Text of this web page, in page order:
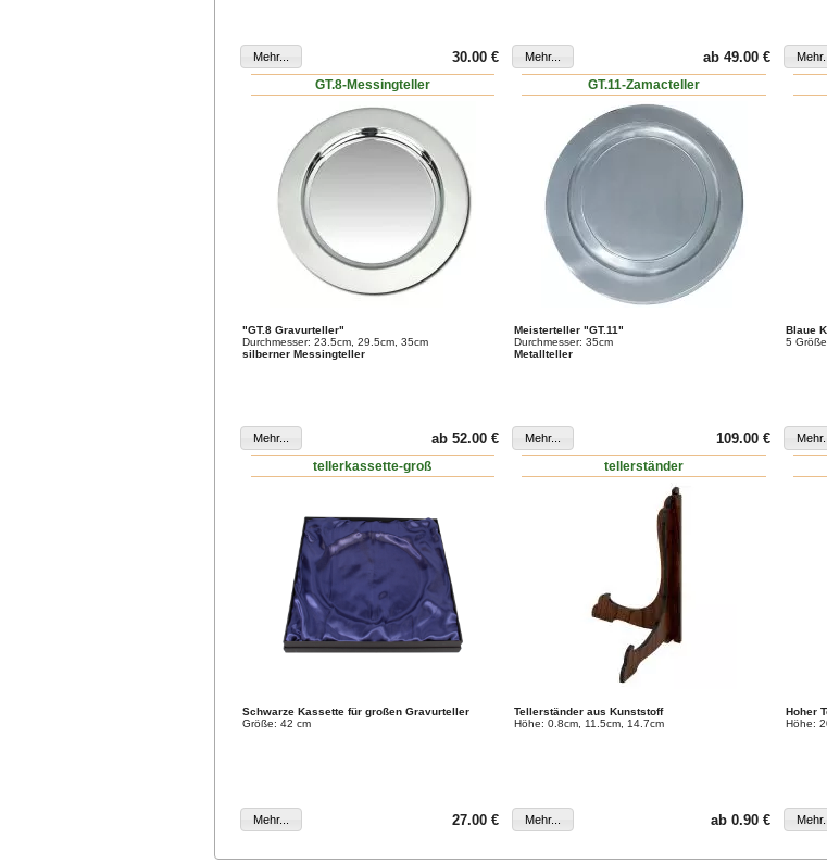
30.00 € ab 49.00 €
GT.8-Messingteller
"GT.8 Gravurteller"
Durchmesser: 23.5cm, 29.5cm, 35cm
silberner Messingteller
ab 52.00 €
GT.11-Zamacteller
Meisterteller "GT.11"
Durchmesser: 35cm
Metallteller
109.00 €
Blaue
5
tellerkassette-groß
Schwarze Kassette für großen Gravurteller
Größe: 42 cm
27.00 €
tellerständer
Tellerständer aus Kunststoff
Höhe: 0.8cm, 11.5cm, 14.7cm
ab 0.90 €
Hoher
Höhe: